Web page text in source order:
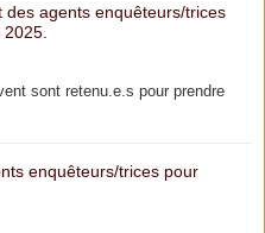
agents enquêteurs/trices
sont retenu.e.s pour prendre
enquêteurs/trices pour